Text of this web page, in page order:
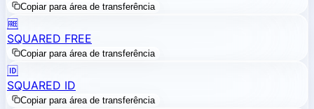
Copiar para área de transferência
🆓
SQUARED FREE
Copiar para área de transferência
🆔
SQUARED ID
Copiar para área de transferência